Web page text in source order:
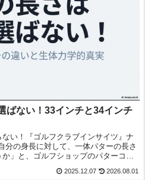
ばない！33インチと34インチ
い！『ゴルフクラブインサイツ』ナ
分の身長に対して、一体パターの長さ
」と、ゴルフショップのパターコー
い！『ゴルフクラブインサイツ』ナビ
2025.12.07 2026.08.01